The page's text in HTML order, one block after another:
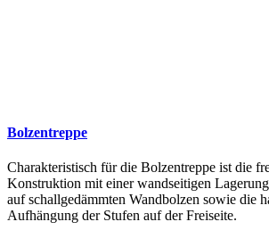
Bolzentreppe
Charakteristisch für die Bolzentreppe ist die
Konstruktion mit einer wandseitigen
auf schallgedämmten Wandbolzen sowie die
Aufhängung der Stufen auf der Freiseite.